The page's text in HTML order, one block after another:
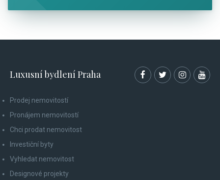
Luxusní bydlení Praha
Prodej nemovitostí
Pronájem nemovitostí
Chci prodat nemovitost
Investiční byty
Vyhledat nemovitost
Designové projekty